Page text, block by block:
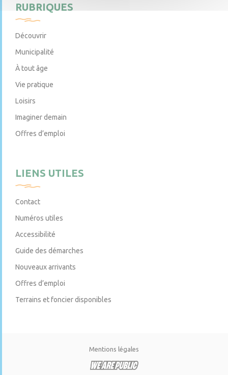
RUBRIQUES
Découvrir
Municipalité
À tout âge
Vie pratique
Loisirs
Imaginer demain
Offres d’emploi
LIENS UTILES
Contact
Numéros utiles
Accessibilité
Guide des démarches
Nouveaux arrivants
Offres d’emploi
Terrains et foncier disponibles
Mentions légales